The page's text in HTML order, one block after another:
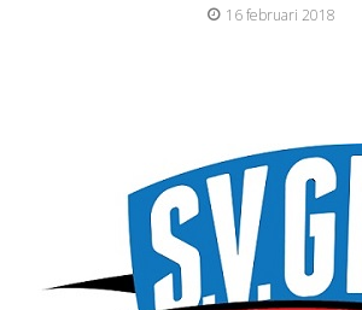
16 februari 2018